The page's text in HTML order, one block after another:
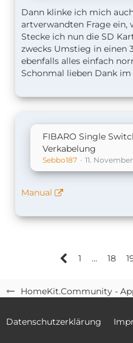
HomeKit.Community -
Dann klinke ich mich
artverwandten Frage ein,
Stecke ich nun die SD
zwecks Umstieg in einen
ebenfalls alles einfach
Schonmal lieben Dank im
FIBARO Single
Verkabelung
Sebbo187 11.
Manual
1 … 18
Datenschutzerklärung